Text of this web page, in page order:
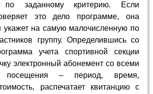
по заданному критерию. Если
это дело программе, она
укажет на самую малочисленную по
группу. Определившись со
учета спортивной секции
электронный абонемент со всеми
посещения – период, время,
распечатает квитанцию с